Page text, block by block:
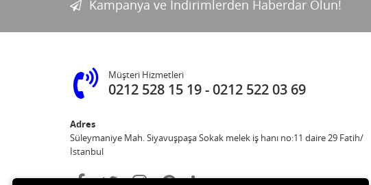
Kampanya ve İndirimlerden Haberdar Olun!
Müşteri Hizmetleri
0212 528 15 19 0212 522 03 69
Adres
Süleymaniye Mah. Siyavuşpaşa Sokak melek iş hanı no:11 daire 29 Fatih/
İstanbul